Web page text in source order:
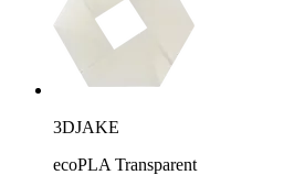
3DJAKE
ecoPLA Transparent